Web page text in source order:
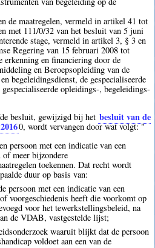
de maatregelen, vermeld in artikel 41 tot
met 111/0/32 van het besluit van 5 juni
stage, vermeld in artikel 3, § 3 en
Regering van 15 februari 2008 tot
erkenning en financiering door de
en Beroepsopleiding van de
begeleidingsdienst, de gespecialiseerde
opleidings-, begeleidings-
besluit, gewijzigd bij het besluit van de
0, wordt vervangen door wat volgt: "
persoon met een indicatie van een
of meer bijzondere
toekennen. Dat recht wordt
duur op basis van:
persoon met een indicatie van een
voorgeschiedenis heeft die voorkomt op
voor het tewerkstellingsbeleid, na
de VDAB, vastgestelde lijst;
waaruit blijkt dat de persoon
voldoet aan een van de